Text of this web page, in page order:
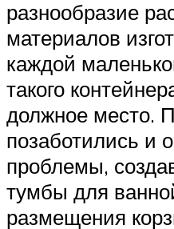
разнообразие
материалов
каждой
такого
должное место.
позаботились и
проблемы,
тумбы для
размещения